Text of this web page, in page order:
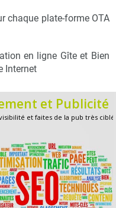
chaque plate-forme OTA
en ligne Gîte et Bien
Internet
et Publicité
et faites de la pub très